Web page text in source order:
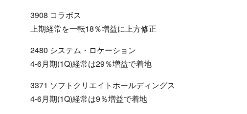
3908 コラボス
上期経常を一転18％増益に上方修正
2480 システム・ロケーション
4-6月期(1Q)経常は29％増益で着地
3371 ソフトクリエイトホールディングス
4-6月期(1Q)経常は9％増益で着地